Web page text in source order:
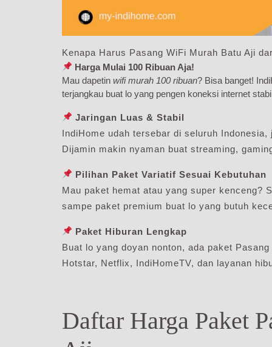
Kenapa Harus Pasang WiFi Murah Batu Aji
Harga Mulai 100 Ribuan Aja!
Mau dapetin wifi murah 100 ribuan? Bisa banget!
terjangkau buat lo yang pengen koneksi internet
Jaringan Luas & Stabil
IndiHome udah tersebar di seluruh
Dijamin makin nyaman buat streaming,
Pilihan Paket Variatif Sesuai Kebutuhan
Mau paket hemat atau yang super kenceng?
sampe paket premium buat lo yang butuh
Paket Hiburan Lengkap
Buat lo yang doyan nonton, ada paket
Hotstar, Netflix, IndiHomeTV, dan layanan
Daftar Harga Paket